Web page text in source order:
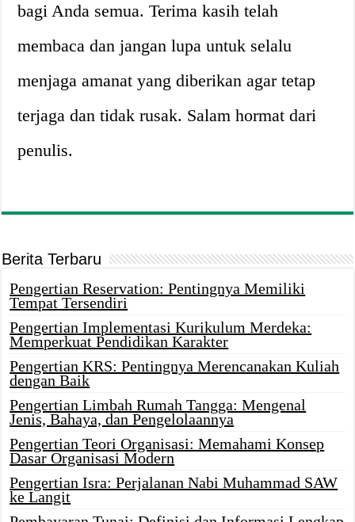
bagi Anda semua. Terima kasih telah
membaca dan jangan lupa untuk selalu
menjaga amanat yang diberikan agar tetap
terjaga dan tidak rusak. Salam hormat dari
penulis.
Berita Terbaru
Pengertian Reservation: Pentingnya Memiliki
Tempat Tersendiri
Pengertian Implementasi Kurikulum Merdeka:
Memperkuat Pendidikan Karakter
Pengertian KRS: Pentingnya Merencanakan Kuliah
dengan Baik
Pengertian Limbah Rumah Tangga: Mengenal
Jenis, Bahaya, dan Pengelolaannya
Pengertian Teori Organisasi: Memahami Konsep
Dasar Organisasi Modern
Pengertian Isra: Perjalanan Nabi Muhammad SAW
ke Langit